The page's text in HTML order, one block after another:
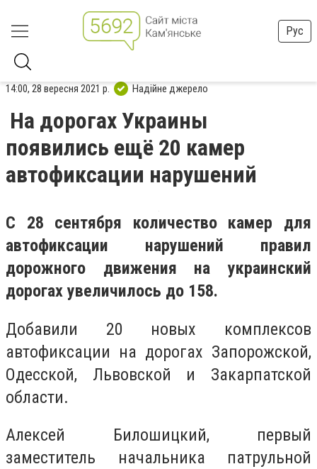
Рус
14:00, 28 вересня 2021 р. Надійне джерело
На дорогах Украины
появились ещё 20 камер
автофиксации нарушений
С 28 сентября количество камер для
автофиксации нарушений правил
дорожного движения на украинский
дорогах увеличилось до 158.
Добавили 20 новых комплексов
автофиксации на дорогах Запорожской,
Одесской, Львовской и Закарпатской
области.
Алексей Билошицкий, первый
заместитель начальника патрульной